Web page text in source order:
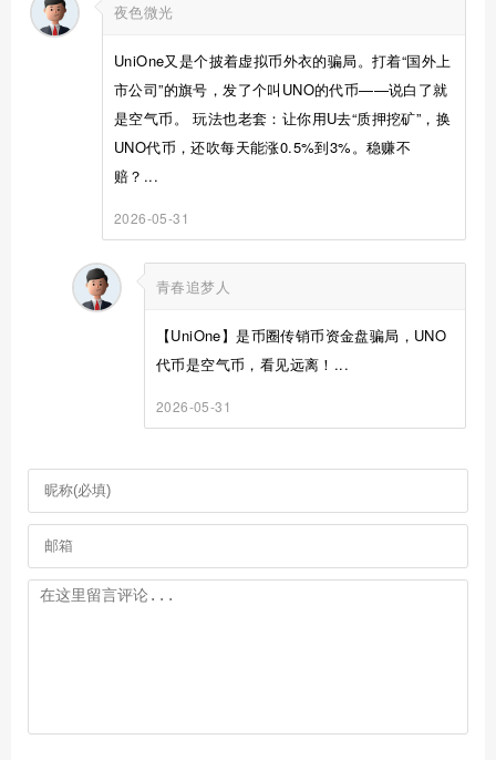
夜色微光
UniOne又是个披着虚拟币外衣的骗局。打着“国外上
市公司”的旗号，发了个叫UNO的代币——说白了就
是空气币。 玩法也老套：让你用U去“质押挖矿”，换
UNO代币，还吹每天能涨0.5%到3%。稳赚不
赔？...
2026-05-31
青春追梦人
【UniOne】是币圈传销币资金盘骗局，UNO
代币是空气币，看见远离！...
2026-05-31